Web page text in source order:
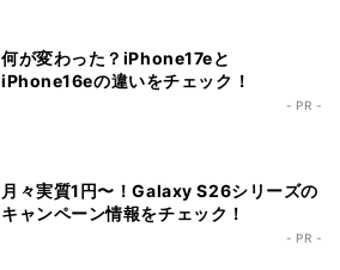
何が変わった？iPhone17eと
iPhone16eの違いをチェック！
- PR -
月々実質1円〜！Galaxy S26シリーズの
キャンペーン情報をチェック！
- PR -